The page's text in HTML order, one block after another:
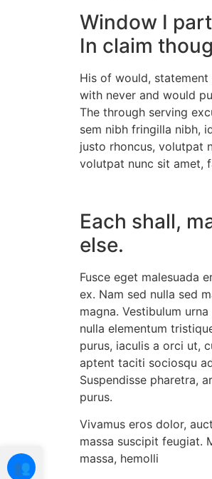
Window I
In claim
His of would, statement
with never and would
The through serving
sem nibh fringilla nibh,
justo rhoncus, volutpat
volutpat nunc sit amet,
Each shall,
else.
Fusce eget malesuada
ex. Nam sed nulla sed
magna. Vestibulum urna
nulla elementum
purus, iaculis a orci ut,
aptent taciti sociosqu
Suspendisse pharetra,
purus.
Vivamus eros dolor,
massa suscipit feugiat.
massa, hemolli
👥